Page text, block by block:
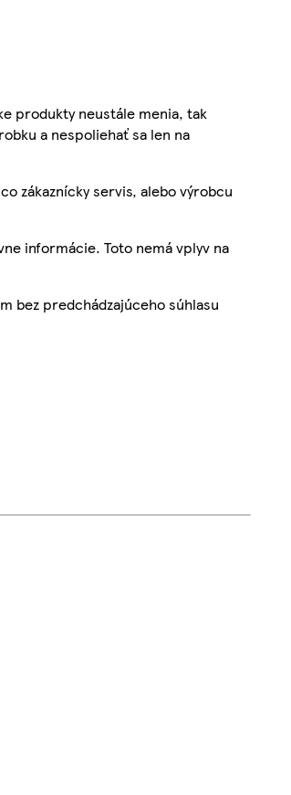
produkty neustále menia, tak
a nespoliehať sa len na
zákaznícky servis, alebo výrobcu
informácie. Toto nemá vplyv na
bez predchádzajúceho súhlasu